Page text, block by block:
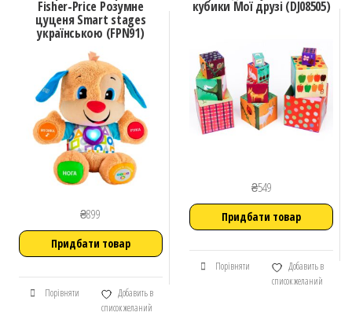
Fisher-Price Розумне
цуценя Smart stages
українською (FPN91)
₴899
Придбати товар
Порівняти
Добавить в
список желаний
кубики Мої друзі (DJ08505)
₴549
Придбати товар
Порівняти
Добавить в
список желаний